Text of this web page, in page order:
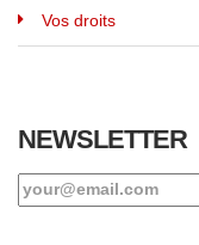
Vos droits
NEWSLETTER